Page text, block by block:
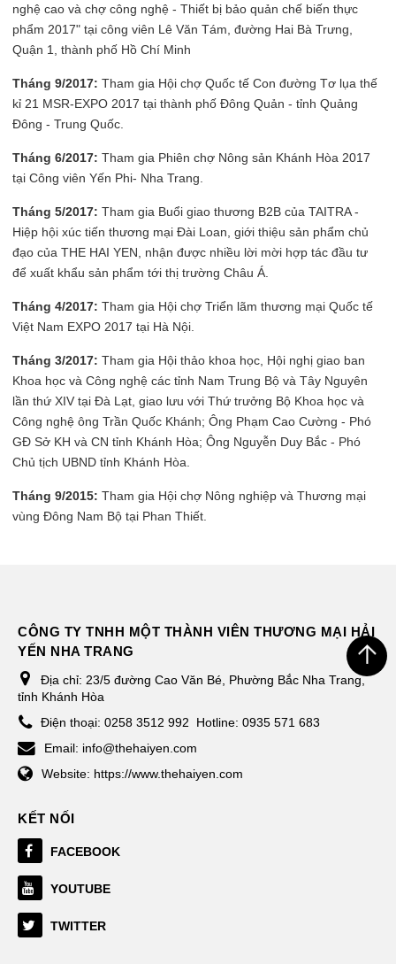
nghệ cao và chợ công nghệ - Thiết bị bảo quản chế biến thực
phẩm 2017" tại công viên Lê Văn Tám, đường Hai Bà Trưng,
Quận 1, thành phố Hồ Chí Minh
Tháng 9/2017: Tham gia Hội chợ Quốc tế Con đường Tơ lụa thế
kỉ 21 MSR-EXPO 2017 tại thành phố Đông Quản - tỉnh Quảng
Đông - Trung Quốc.
Tháng 6/2017: Tham gia Phiên chợ Nông sản Khánh Hòa 2017
tại Công viên Yến Phi- Nha Trang.
Tháng 5/2017: Tham gia Buổi giao thương B2B của TAITRA -
Hiệp hội xúc tiến thương mại Đài Loan, giới thiệu sản phẩm chủ
đạo của THE HAI YEN, nhận được nhiều lời mời hợp tác đầu tư
để xuất khẩu sản phẩm tới thị trường Châu Á.
Tháng 4/2017: Tham gia Hội chợ Triển lãm thương mại Quốc tế
Việt Nam EXPO 2017 tại Hà Nội.
Tháng 3/2017: Tham gia Hội thảo khoa học, Hội nghị giao ban
Khoa học và Công nghệ các tỉnh Nam Trung Bộ và Tây Nguyên
lần thứ XIV tại Đà Lạt, giao lưu với Thứ trưởng Bộ Khoa học và
Công nghệ ông Trần Quốc Khánh; Ông Phạm Cao Cường - Phó
GĐ Sở KH và CN tỉnh Khánh Hòa; Ông Nguyễn Duy Bắc - Phó
Chủ tịch UBND tỉnh Khánh Hòa.
Tháng 9/2015: Tham gia Hội chợ Nông nghiệp và Thương mại
vùng Đông Nam Bộ tại Phan Thiết.
CÔNG TY TNHH MỘT THÀNH VIÊN THƯƠNG MẠI HẢI
YẾN NHA TRANG
Địa chỉ: 23/5 đường Cao Văn Bé, Phường Bắc Nha Trang,
tỉnh Khánh Hòa
Điện thoại: 0258 3512 992
Hotline: 0935 571 683
Email: info@thehaiyen.com
Website: https://www.thehaiyen.com
KẾT NỐI
FACEBOOK
YOUTUBE
TWITTER